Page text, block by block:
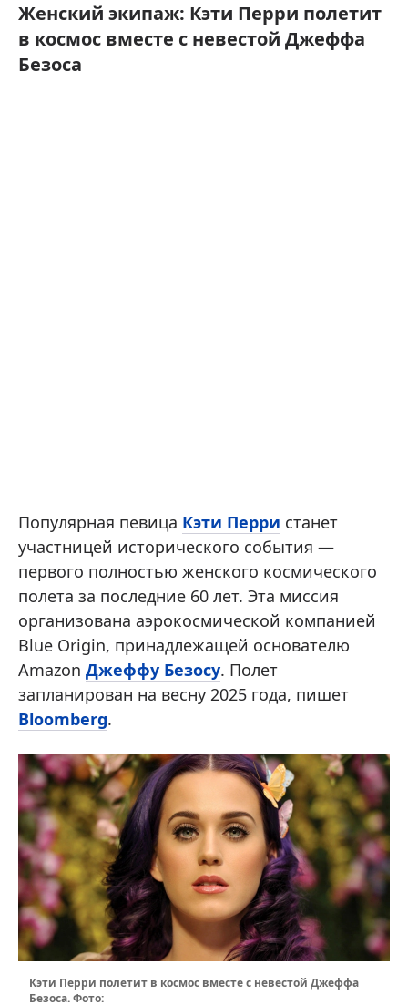
Женский экипаж: Кэти Перри полетит
в космос вместе с невестой Джеффа
Безоса
Популярная певица Кэти Перри станет
участницей исторического события —
первого полностью женского космического
полета за последние 60 лет. Эта миссия
организована аэрокосмической компанией
Blue Origin, принадлежащей основателю
Amazon Джеффу Безосу. Полет
запланирован на весну 2025 года, пишет
Bloomberg.
Кэти Перри полетит в космос вместе с невестой Джеффа
Безоса. Фото: